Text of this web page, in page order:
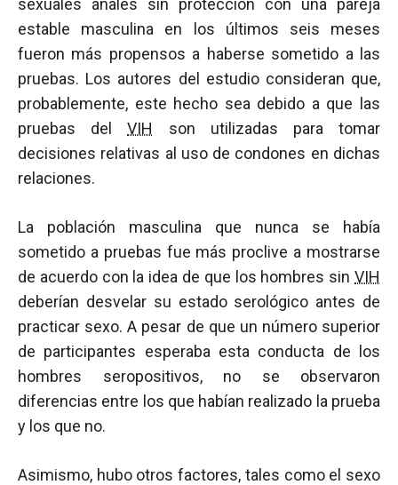
sexuales anales sin protección con una pareja
estable masculina en los últimos seis meses
fueron más propensos a haberse sometido a las
pruebas. Los autores del estudio consideran que,
probablemente, este hecho sea debido a que las
pruebas delVIH
son utilizadas para tomar
decisiones relativas al uso de condones en dichas
relaciones.
La población masculina que nunca se había
sometido a pruebas fue más proclive a mostrarse
de acuerdo con la idea de que los hombres sin VIH
deberían desvelar su estado serológico antes de
practicar sexo. A pesar de que un número superior
de participantes esperaba esta conducta de los
hombres seropositivos, no se observaron
diferencias entre los que habían realizado la prueba
y los que no.
Asimismo, hubo otros factores, tales como el sexo